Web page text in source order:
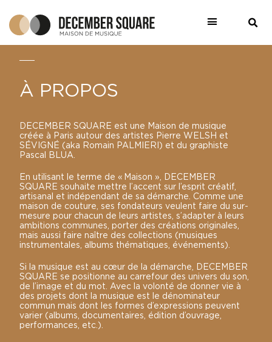
À PROPOS
DECEMBER SQUARE est une Maison de musique
créée à Paris autour des artistes Pierre WELSH et
SÉVIGNÉ (aka Romain PALMIERI) et du graphiste
Pascal BLUA.
En utilisant le terme de « Maison », DECEMBER
SQUARE souhaite mettre l’accent sur l’esprit créatif,
artisanal et indépendant de sa démarche. Comme une
maison de couture, ses fondateurs veulent faire du sur-
mesure pour chacun de leurs artistes, s’adapter à leurs
ambitions communes, porter des créations originales,
mais aussi faire naître des collections (musiques
instrumentales, albums thématiques, événements).
Si la musique est au cœur de la démarche, DECEMBER
SQUARE se positionne au carrefour des univers du son,
de l’image et du mot. Avec la volonté de donner vie à
des projets dont la musique est le dénominateur
commun mais dont les formes d’expressions peuvent
varier (albums, documentaires, édition d’ouvrage,
performances, etc.).